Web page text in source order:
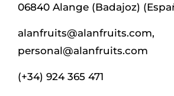
06840 Alange (Badajoz)
alanfruits@alanfruits.com,
personal@alanfruits.com
(+34) 924 365 471